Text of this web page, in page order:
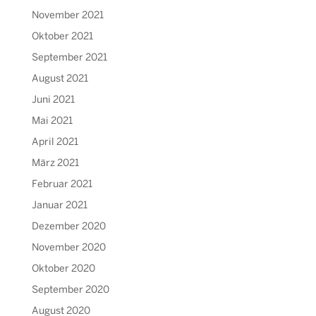
November 2021
Oktober 2021
September 2021
August 2021
Juni 2021
Mai 2021
April 2021
März 2021
Februar 2021
Januar 2021
Dezember 2020
November 2020
Oktober 2020
September 2020
August 2020